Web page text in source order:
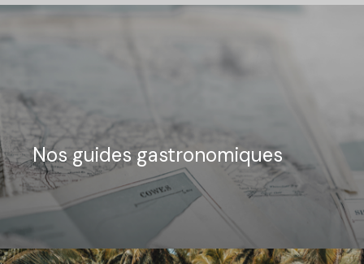
Nos guides gastronomiques